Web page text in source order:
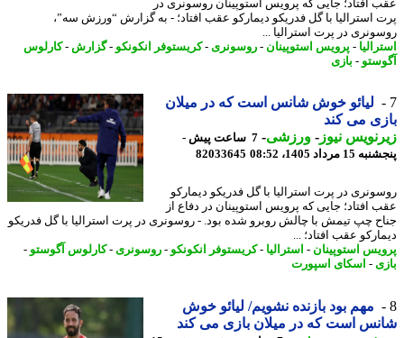
افتاد؛ جایی که پرویس استوپینان روسونری در
استرالیا با گل فدریکو دیمارکو عقب افتاد؛ - به گزارش “ورزش سه”،
در پرت استرالیا ...
- پرویس استوپینان-روسونری- کریستوفر انکونکو-گزارش -کارلوس
-بازی
لیائو خوش شانس است که در میلان
می کند
نیوز-ورزشی-
7 ساعت پیش -
1405، 08:52
82033645
در پرت استرالیا با گل فدریکو دیمارکو
افتاد؛ جایی که پرویس استوپینان در دفاع از
چپ تیمش با چالش روبرو شده بود. - روسونری در پرت استرالیا با گل فدریکو
عقب افتاد؛ ...
استوپینان-استرالیا- کریستوفر انکونکو-روسونری- کارلوس آگوستو-
- اسکای اسپورت
مهم بود بازنده نشویم/ لیائو خوش
است که در میلان بازی می کند